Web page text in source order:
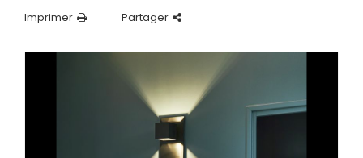
Imprimer Partager